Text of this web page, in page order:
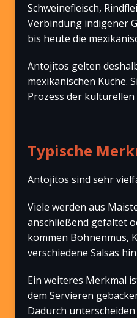
Schweinefleisch,
Verbindung indigener
bis heute die
Antojitos gelten
mexikanischen Küche.
Prozess der kulturellen
Typische
Antojitos sind sehr
Viele werden aus
anschließend gefaltet
kommen Bohnenmus,
verschiedene Salsas
Ein weiteres Merkmal
dem Servieren
Dadurch